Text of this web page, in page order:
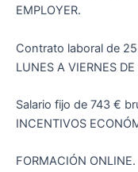
EMPLOYER.
Contrato laboral de
LUNES A VIERNES
Salario fijo de 743 €
INCENTIVOS
FORMACIÓN